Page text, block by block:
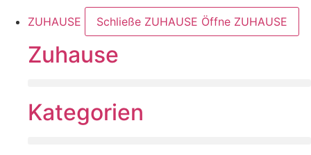
ZUHAUSE Schließe ZUHAUSE Öffne ZUHAUSE
Zuhause
Kategorien